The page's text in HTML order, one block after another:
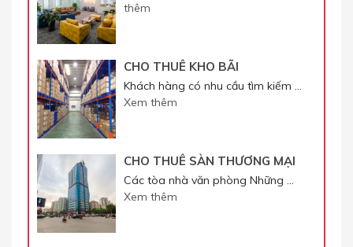
thêm
CHO THUÊ KHO BÃI
Khách hàng có nhu cầu tìm kiếm …
Xem thêm
CHO THUÊ SÀN THƯƠNG MẠI
Các tòa nhà văn phòng Những …
Xem thêm